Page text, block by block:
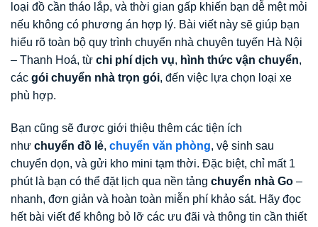
loại đồ cần tháo lắp, và thời gian gấp khiến bạn dễ mệt mỏi
nếu không có phương án hợp lý. Bài viết này sẽ giúp bạn
hiểu rõ toàn bộ quy trình chuyển nhà chuyên tuyến Hà Nội
– Thanh Hoá, từ chi phí dịch vụ, hình thức vận chuyển,
các gói chuyển nhà trọn gói, đến việc lựa chọn loại xe
phù hợp.
Bạn cũng sẽ được giới thiệu thêm các tiện ích
như chuyển đồ lẻ, chuyển văn phòng, vệ sinh sau
chuyển dọn, và gửi kho mini tạm thời. Đặc biệt, chỉ mất 1
phút là bạn có thể đặt lịch qua nền tảng chuyển nhà Go –
nhanh, đơn giản và hoàn toàn miễn phí khảo sát. Hãy đọc
hết bài viết để không bỏ lỡ các ưu đãi và thông tin cần thiết